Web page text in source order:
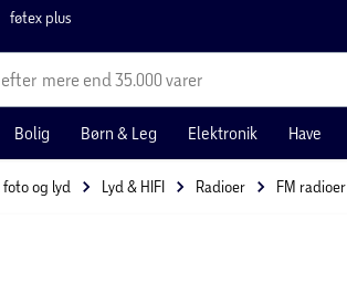
føtex plus
mere end 35.000 varer
Bolig Børn & Leg Elektronik Have
foto og lyd Lyd & HIFI Radioer FM radioer